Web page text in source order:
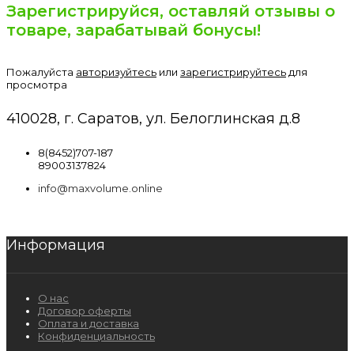
Зарегистрируйся, оставляй отзывы о
товаре, зарабатывай бонусы!
Пожалуйста авторизуйтесь или зарегистрируйтесь для
просмотра
410028, г. Саратов, ул. Белоглинская д.8
8(8452)707-187
89003137824
info@maxvolume.online
Информация
О нас
Договор оферты
Оплата и доставка
Конфиденциальность